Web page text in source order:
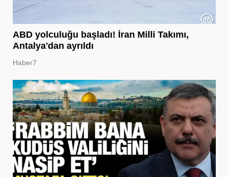
ABD yolculuğu başladı! İran Milli Takımı,
Antalya'dan ayrıldı
Haber7